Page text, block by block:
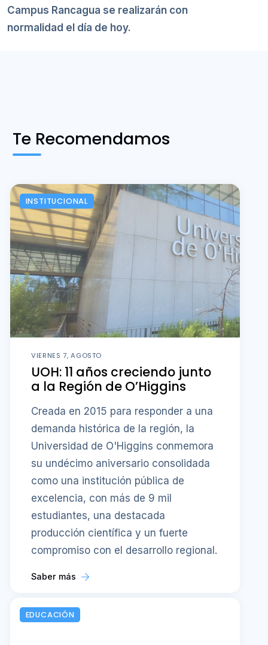
Campus Rancagua se realizarán con
normalidad el día de hoy.
Te Recomendamos
INSTITUCIONAL
VIERNES 7, AGOSTO
UOH: 11 años creciendo junto
a la Región de O’Higgins
Creada en 2015 para responder a una
demanda histórica de la región, la
Universidad de O'Higgins conmemora
su undécimo aniversario consolidada
como una institución pública de
excelencia, con más de 9 mil
estudiantes, una destacada
producción científica y un fuerte
compromiso con el desarrollo regional.
Saber más
EDUCACIÓN